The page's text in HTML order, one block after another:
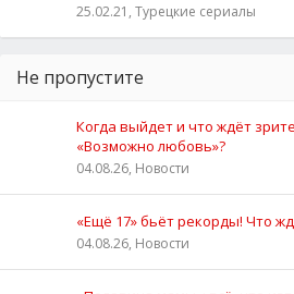
25.02.21, Турецкие сериалы
Не пропустите
Когда выйдет и что ждёт
«Возможно любовь»?
04.08.26, Новости
«Ещё 17» бьёт рекорды! Что
04.08.26, Новости